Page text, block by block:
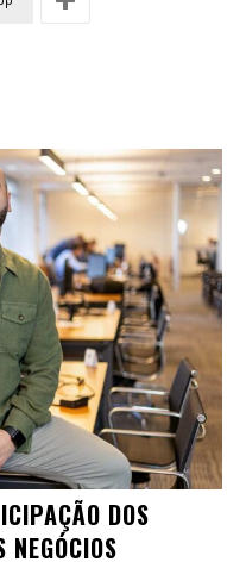
DOS